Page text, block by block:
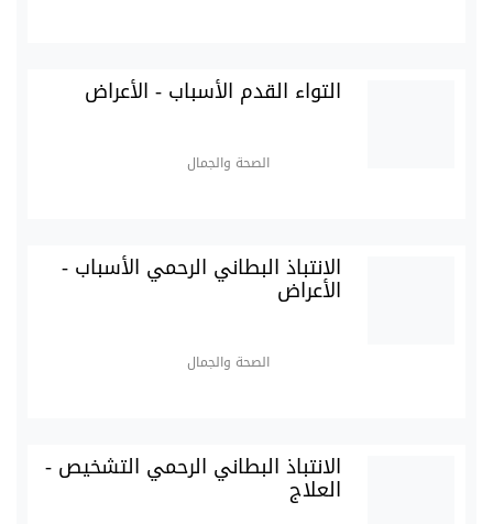
التواء القدم الأسباب - الأعراض
الصحة والجمال
الانتباذ البطاني الرحمي الأسباب -
الأعراض
الصحة والجمال
الانتباذ البطاني الرحمي التشخيص -
العلاج